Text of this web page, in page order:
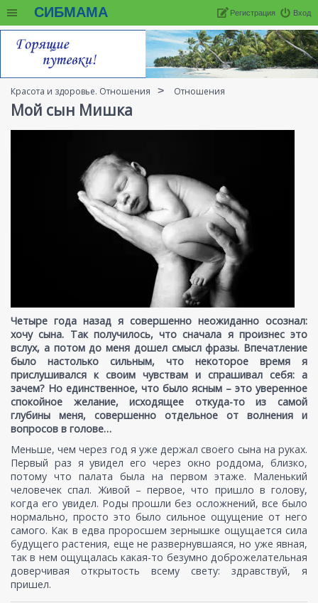
СИБМАМА Вход
Регистрация
Красота и здоровье. Отношения Отношения
Мой сын Мишка
Четыре года назад я совершенно неожиданно осознал:
хочу сына. Так получилось, что сначала я произнес это
вслух, а потом до меня дошел смысл фразы. Впечатление
было настолько сильным, что некоторое время я
прислушивался к своим чувствам и спрашивал себя: а
зачем? Но единственное, что было ясным – это уверенное
спокойное желание, исходящее откуда-то из самой
глубины меня, совершенно отдельное от волнения и
вопросов в голове…
Меньше, чем через год я уже держал своего сына на руках.
Первый раз я увидел его через окно роддома, близко,
потому что палата была на первом этаже. Маленький
человечек спал. Живой – первое, что пришло в голову,
когда его увидел. Роды прошли без осложнений, все было
нормально, просто это было сильное ощущение от него
самого. Как в едва проросшем зернышке ощущается сила
будущего растения, еще не развернувшаяся, но уже явная,
так в нем ощущалась какая-то безумно доброжелательная
доверчивая открытость всему свету: здравствуй, я
пришел.